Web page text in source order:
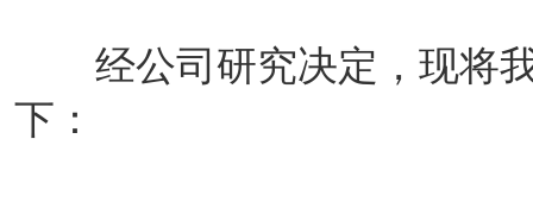
经公司研究决定，现将我
下：